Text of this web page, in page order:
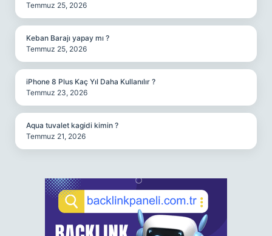
Temmuz 25, 2026
Keban Barajı yapay mı ?
Temmuz 25, 2026
iPhone 8 Plus Kaç Yıl Daha Kullanılır ?
Temmuz 23, 2026
Aqua tuvalet kagidi kimin ?
Temmuz 21, 2026